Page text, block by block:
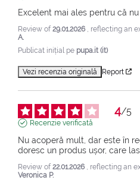
Excelent mai ales pentru că
Review of29.01.2026 , reflecting an
A.
Publicat inițial pe pupa.it (it)
Vezi recenzia originală Report
4/5
Recenzie verificată
Nu acoperă mult, dar este în
doresc un produs ușor, care
Review of22.01.2026 , reflecting an
Veronica P.